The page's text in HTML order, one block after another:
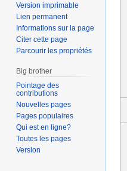
Version imprimable
Lien permanent
Informations sur la page
Citer cette page
Parcourir les propriétés
Big brother
Pointage des
contributions
Nouvelles pages
Pages populaires
Qui est en ligne?
Toutes les pages
Version